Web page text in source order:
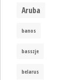
Aruba
banos
basszje
belarus